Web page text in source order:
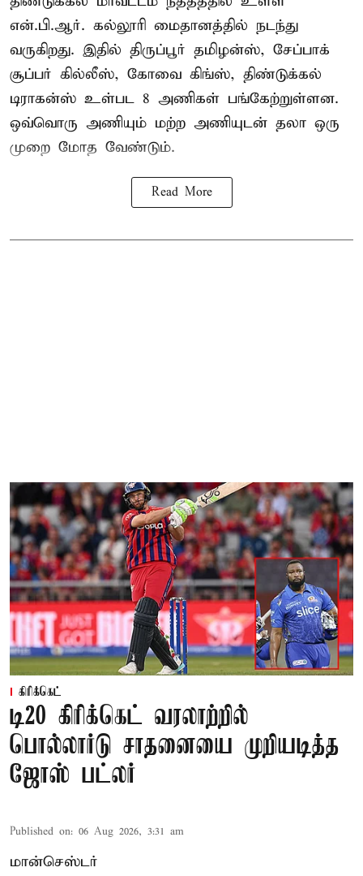
என்.பி.ஆர். கல்லூரி மைதானத்தில் நடந்து
வருகிறது. இதில் திருப்பூர் தமிழன்ஸ், சேப்பாக்
சூப்பர் கில்லீஸ், கோவை கிங்ஸ், திண்டுக்கல்
டிராகன்ஸ் உள்பட 8 அணிகள் பங்கேற்றுள்ளன.
ஒவ்வொரு அணியும் மற்ற அணியுடன் தலா ஒரு
முறை மோத வேண்டும்.
Read More
கிரிக்கெட்
டி20 கிரிக்கெட் வரலாற்றில்
பொல்லார்டு சாதனையை முறியடித்த
ஜோஸ் பட்லர்
Published on: 06 Aug 2026, 3:31 am
மான்செஸ்டர்